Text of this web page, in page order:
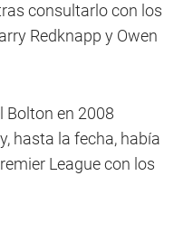
consultarlo con los
Redknapp y Owen
Bolton en 2008
hasta la fecha, había
League con los